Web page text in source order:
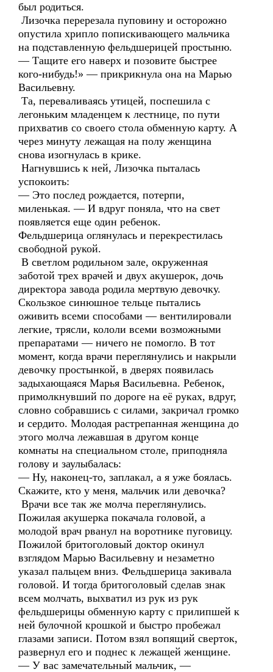
был родиться.
Лизочка перерезала пуповину и осторожно
опустила хрипло попискивающего мальчика
на подставленную фельдшерицей простыню.
— Тащите его наверх и позовите быстрее
кого-нибудь!» — прикрикнула она на Марью
Васильевну.
Та, переваливаясь утицей, поспешила с
легоньким младенцем к лестнице, по пути
прихватив со своего стола обменную карту. А
через минуту лежащая на полу женщина
снова изогнулась в крике.
Нагнувшись к ней, Лизочка пыталась
успокоить:
— Это послед рождается, потерпи,
миленькая. — И вдруг поняла, что на свет
появляется еще один ребенок.
Фельдшерица оглянулась и перекрестилась
свободной рукой.
В светлом родильном зале, окруженная
заботой трех врачей и двух акушерок, дочь
директора завода родила мертвую девочку.
Скользкое синюшное тельце пытались
оживить всеми способами — вентилировали
легкие, трясли, кололи всеми возможными
препаратами — ничего не помогло. В тот
момент, когда врачи переглянулись и накрыли
девочку простынкой, в дверях появилась
задыхающаяся Марья Васильевна. Ребенок,
примолкнувший по дороге на её руках, вдруг,
словно собравшись с силами, закричал громко
и сердито. Молодая растрепанная женщина до
этого молча лежавшая в другом конце
комнаты на специальном столе, приподняла
голову и заулыбалась:
— Ну, наконец-то, заплакал, а я уже боялась.
Скажите, кто у меня, мальчик или девочка?
Врачи все так же молча переглянулись.
Пожилая акушерка покачала головой, а
молодой врач рванул на воротнике пуговицу.
Пожилой бритоголовый доктор окинул
взглядом Марью Васильевну и незаметно
указал пальцем вниз. Фельдшерица закивала
головой. И тогда бритоголовый сделав знак
всем молчать, выхватил из рук из рук
фельдшерицы обменную карту с прилипшей к
ней булочной крошкой и быстро пробежал
глазами записи. Потом взял вопящий сверток,
развернул его и поднес к лежащей женщине.
— У вас замечательный мальчик, —